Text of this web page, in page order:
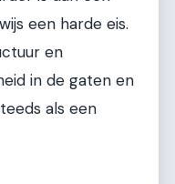
een harde eis.
en
in de gaten en
als een